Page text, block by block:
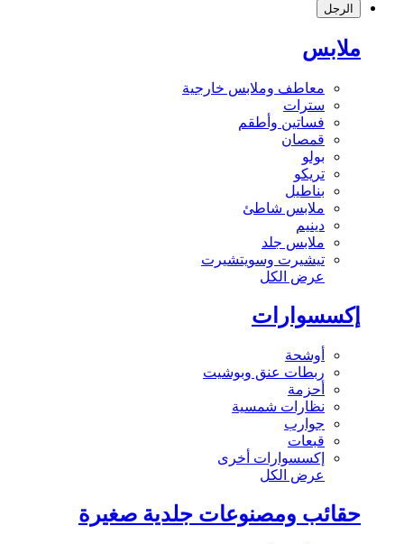
الرجل
ملابس
معاطف وملابس خارجية
سترات
فساتين وأطقم
قمصان
بولو
تريكو
بناطيل
ملابس شاطئ
دينيم
ملابس جلد
تيشيرت وسويتشيرت
عرض الكل
إكسسوارات
أوشحة
ربطات عنق وبوشيت
أحزمة
نظارات شمسية
جوارب
قبعات
إكسسوارات أخرى
عرض الكل
حقائب ومصنوعات جلدية صغيرة